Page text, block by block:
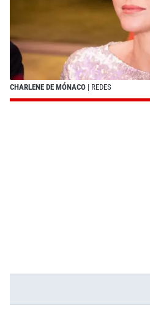
CHARLENE DE MÓNACO | REDES